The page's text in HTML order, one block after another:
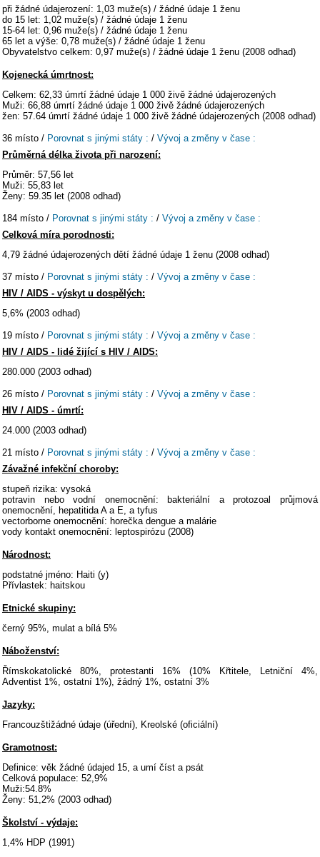
při žádné údajerození: 1,03 muže(s) / žádné údaje 1 ženu
do 15 let: 1,02 muže(s) / žádné údaje 1 ženu
15-64 let: 0,96 muže(s) / žádné údaje 1 ženu
65 let a výše: 0,78 muže(s) / žádné údaje 1 ženu
Obyvatelstvo celkem: 0,97 muže(s) / žádné údaje 1 ženu (2008 odhad)
Kojenecká úmrtnost:
Celkem: 62,33 úmrtí žádné údaje 1 000 živě žádné údajerozených
Muži: 66,88 úmrtí žádné údaje 1 000 živě žádné údajerozených
žen: 57.64 úmrtí žádné údaje 1 000 živě žádné údajerozených (2008 odhad)
36 místo / Porovnat s jinými státy : / Vývoj a změny v čase :
Průměrná délka života při narození:
Průměr: 57,56 let
Muži: 55,83 let
Ženy: 59.35 let (2008 odhad)
184 místo / Porovnat s jinými státy : / Vývoj a změny v čase :
Celková míra porodnosti:
4,79 žádné údajerozených dětí žádné údaje 1 ženu (2008 odhad)
37 místo / Porovnat s jinými státy : / Vývoj a změny v čase :
HIV / AIDS - výskyt u dospělých:
5,6% (2003 odhad)
19 místo / Porovnat s jinými státy : / Vývoj a změny v čase :
HIV / AIDS - lidé žijící s HIV / AIDS:
280.000 (2003 odhad)
26 místo / Porovnat s jinými státy : / Vývoj a změny v čase :
HIV / AIDS - úmrtí:
24.000 (2003 odhad)
21 místo / Porovnat s jinými státy : / Vývoj a změny v čase :
Závažné infekční choroby:
stupeň rizika: vysoká
potravin nebo vodní onemocnění: bakteriální a protozoal průjmová
onemocnění, hepatitida A a E, a tyfus
vectorborne onemocnění: horečka dengue a malárie
vody kontakt onemocnění: leptospirózu (2008)
Národnost:
podstatné jméno: Haiti (y)
Přívlastek: haitskou
Etnické skupiny:
černý 95%, mulat a bílá 5%
Náboženství:
Římskokatolické 80%, protestanti 16% (10% Křtitele, Letniční 4%,
Adventist 1%, ostatní 1%), žádný 1%, ostatní 3%
Jazyky:
Francouzštižádné údaje (úřední), Kreolské (oficiální)
Gramotnost:
Definice: věk žádné údajed 15, a umí číst a psát
Celková populace: 52,9%
Muži:54.8%
Ženy: 51,2% (2003 odhad)
Školství - výdaje:
1,4% HDP (1991)